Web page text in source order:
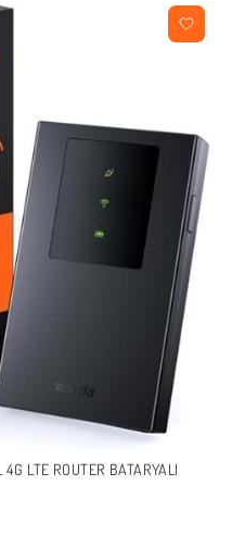
LTE ROUTER BATARYALI